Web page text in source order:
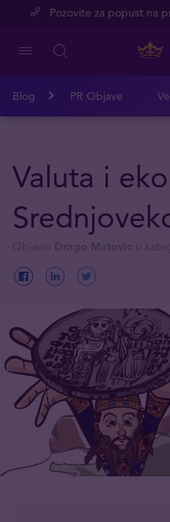
Pozovite za popust na
Blog PR Objave
Valuta i